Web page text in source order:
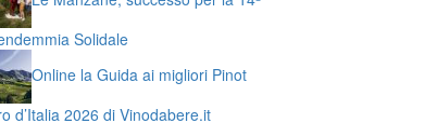
Solidale
Online la Guida ai migliori Pinot
d’Italia 2026 di Vinodabere.it